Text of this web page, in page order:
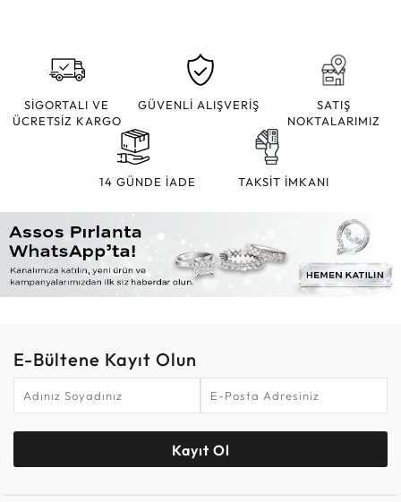
SİGORTALI VE
ÜCRETSİZ KARGO
GÜVENLİ ALIŞVERİŞ
SATIŞ
NOKTALARIMIZ
14 GÜNDE İADE TAKSİT İMKANI
E-Bültene Kayıt Olun
Kayıt Ol